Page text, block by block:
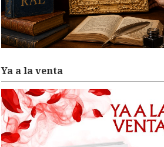
Ya a la venta